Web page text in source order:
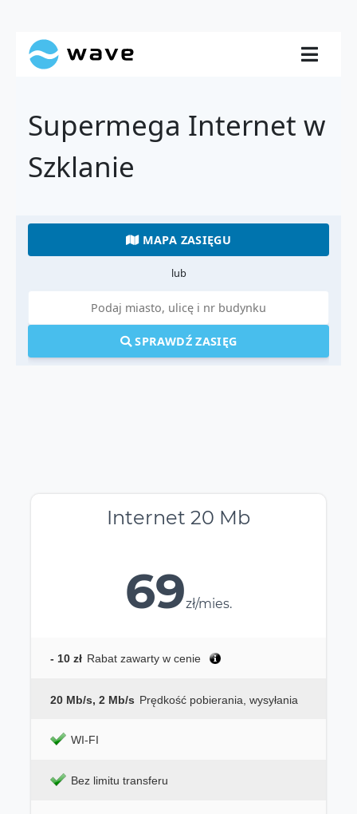
Supermega Internet w
Szklanie
MAPA ZASIĘGU
lub
SPRAWDŹ ZASIĘG
Internet 20 Mb
69zł/mies.
- 10 zł Rabat zawarty w cenie
20 Mb/s, 2 Mb/s Prędkość pobierania, wysyłania
WI-FI
Bez limitu transferu